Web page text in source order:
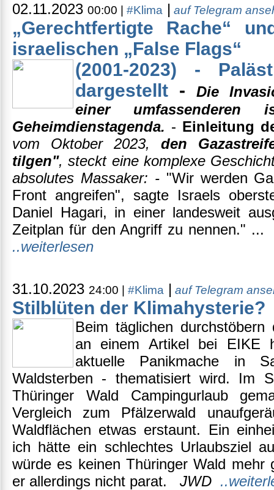
02.11.2023 00:00 | #Klima | auf Telegram
„Gerechtfertigte Rache“
israelischen „False Flags“
(2001-2023) -
dargestellt -
Die
einer umfassenderen
Geheimdienstagenda. - Einleitung
vom Oktober 2023, den
tilgen", steckt eine komplexe
absolutes Massaker: - "Wir werden
Front angreifen", sagte Israels
Daniel Hagari, in einer landesweit
Zeitplan für den Angriff zu nennen." ...
..weiterlesen
31.10.2023 24:00 | #Klima | auf Telegram
Stilblüten der Klimahysterie?
Beim täglichen
an einem Artikel bei EIKE
aktuelle Panikmache in
Waldsterben - thematisiert wird. Im
Thüringer Wald Campingurlaub
Vergleich zum Pfälzerwald
Waldflächen etwas erstaunt. Ein
ich hätte ein schlechtes Urlaubsziel
würde es keinen Thüringer Wald mehr
er allerdings nicht parat. JWD